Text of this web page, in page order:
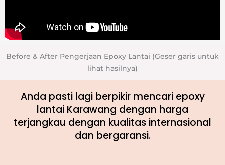
Before & After Pengerjaan Epoxy Lantai (Geser garis untuk
lihat hasilnya)
Anda pasti lagi berpikir mencari epoxy
lantai Karawang dengan harga
terjangkau dengan kualitas internasional
dan bergaransi.